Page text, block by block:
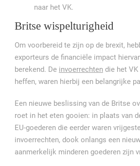
naar het VK.
Britse wispelturigheid
Om voorbereid te zijn op de brexit,
exporteurs de financiële impact
berekend. De invoerrechten die het VK
heffen, waren hierbij een belangrijke
Een nieuwe beslissing van de Britse
roet in het eten gooien: in plaats van
EU-goederen die eerder waren
invoerrechten, dook onlangs een
aanmerkelijk minderen goederen zijn